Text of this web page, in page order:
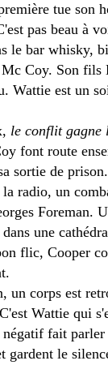
tue son
pas beau à
le bar whisky,
Coy. Son fils
Wattie est un
le conflit gagne
font route
sortie de
radio, un
Foreman.
une
flic, Cooper
corps est
Wattie qui
négatif fait
gardent le